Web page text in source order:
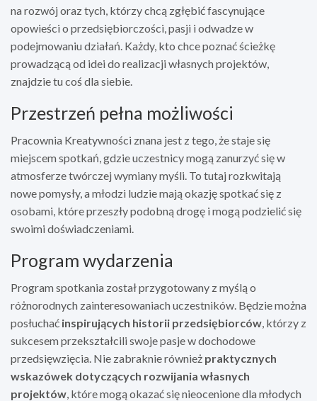
na rozwój oraz tych, którzy chcą zgłębić fascynujące
opowieści o przedsiębiorczości, pasji i odwadze w
podejmowaniu działań. Każdy, kto chce poznać ścieżkę
prowadzącą od idei do realizacji własnych projektów,
znajdzie tu coś dla siebie.
Przestrzeń pełna możliwości
Pracownia Kreatywności znana jest z tego, że staje się
miejscem spotkań, gdzie uczestnicy mogą zanurzyć się w
atmosferze twórczej wymiany myśli. To tutaj rozkwitają
nowe pomysły, a młodzi ludzie mają okazję spotkać się z
osobami, które przeszły podobną drogę i mogą podzielić się
swoimi doświadczeniami.
Program wydarzenia
Program spotkania został przygotowany z myślą o
różnorodnych zainteresowaniach uczestników. Będzie można
posłuchać inspirujących historii przedsiębiorców , którzy z
sukcesem przekształcili swoje pasje w dochodowe
przedsięwzięcia. Nie zabraknie również praktycznych
wskazówek dotyczących rozwijania własnych
projektów , które mogą okazać się nieocenione dla młodych